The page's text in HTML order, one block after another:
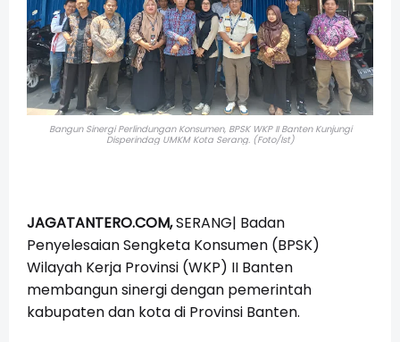
Bangun Sinergi Perlindungan Konsumen, BPSK WKP II Banten Kunjungi
Disperindag UMKM Kota Serang. (Foto/Ist)
JAGATANTERO.COM,SERANG| Badan
Penyelesaian Sengketa Konsumen (BPSK)
Wilayah Kerja Provinsi (WKP) II Banten
membangun sinergi dengan pemerintah
kabupaten dan kota di Provinsi Banten.